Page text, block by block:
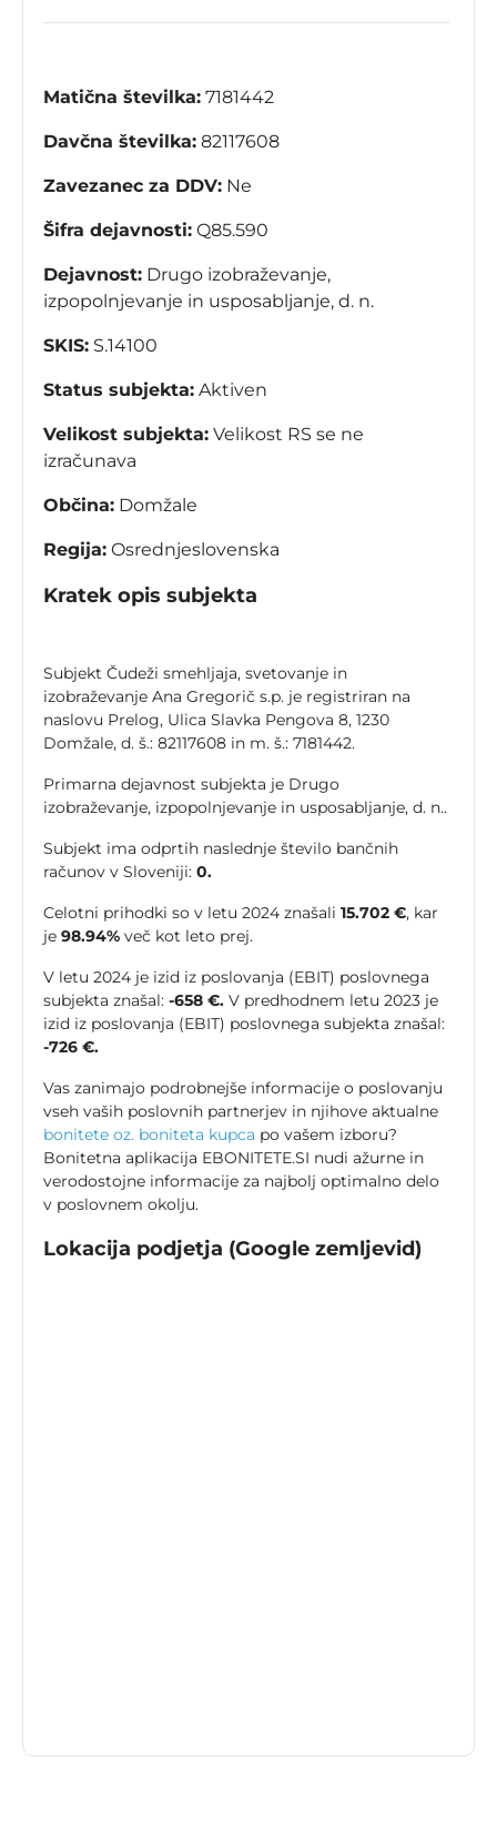
Matična številka: 7181442
Davčna številka: 82117608
Zavezanec za DDV: Ne
Šifra dejavnosti: Q85.590
Dejavnost: Drugo izobraževanje,
izpopolnjevanje in usposabljanje, d. n.
SKIS: S.14100
Status subjekta: Aktiven
Velikost subjekta: Velikost RS se ne
izračunava
Občina: Domžale
Regija: Osrednjeslovenska
Kratek opis subjekta
Subjekt Čudeži smehljaja, svetovanje in
izobraževanje Ana Gregorič s.p. je registriran na
naslovu Prelog, Ulica Slavka Pengova 8, 1230
Domžale, d. š.: 82117608 in m. š.: 7181442.
Primarna dejavnost subjekta je Drugo
izobraževanje, izpopolnjevanje in usposabljanje, d. n..
Subjekt ima odprtih naslednje število bančnih
računov v Sloveniji: 0.
Celotni prihodki so v letu 2024 znašali 15.702 €, kar
je 98.94% več kot leto prej.
V letu 2024 je izid iz poslovanja (EBIT) poslovnega
subjekta znašal: -658 €. V predhodnem letu 2023 je
izid iz poslovanja (EBIT) poslovnega subjekta znašal:
-726 €.
Vas zanimajo podrobnejše informacije o poslovanju
vseh vaših poslovnih partnerjev in njihove aktualne
bonitete oz. boniteta kupca po vašem izboru?
Bonitetna aplikacija EBONITETE.SI nudi ažurne in
verodostojne informacije za najbolj optimalno delo
v poslovnem okolju.
Lokacija podjetja (Google zemljevid)